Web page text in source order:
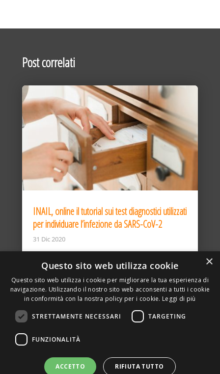
Post correlati
INAIL, online il tutorial sui test diagnostici utilizzati
per individuare l’infezione da SARS-CoV-2
31 Dic 2020
DELLA TORRE, 15 – 20127 – MILANO – P. IVA
SITO REALIZZATO DA GRAFICAEFOTO WEB AGENCY –
×
Questo sito web utilizza cookie
Questo sito web utilizza i cookie per migliorare la tua esperienza di
navigazione. Utilizzando il nostro sito web acconsenti a tutti i cookie
in conformità con la nostra policy per i cookie. Leggi di più
STRETTAMENTE NECESSARI TARGETING
FUNZIONALITÀ
ACCETTO RIFIUTA TUTTO